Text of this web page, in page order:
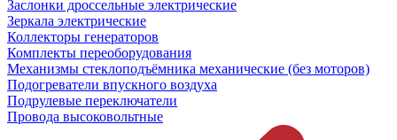
Заслонки дроссельные электрические
Зеркала электрические
Коллекторы генераторов
Комплекты переоборудования
Механизмы стеклоподъёмника механические (без моторов)
Подогреватели впускного воздуха
Подрулевые переключатели
Провода высоковольтные